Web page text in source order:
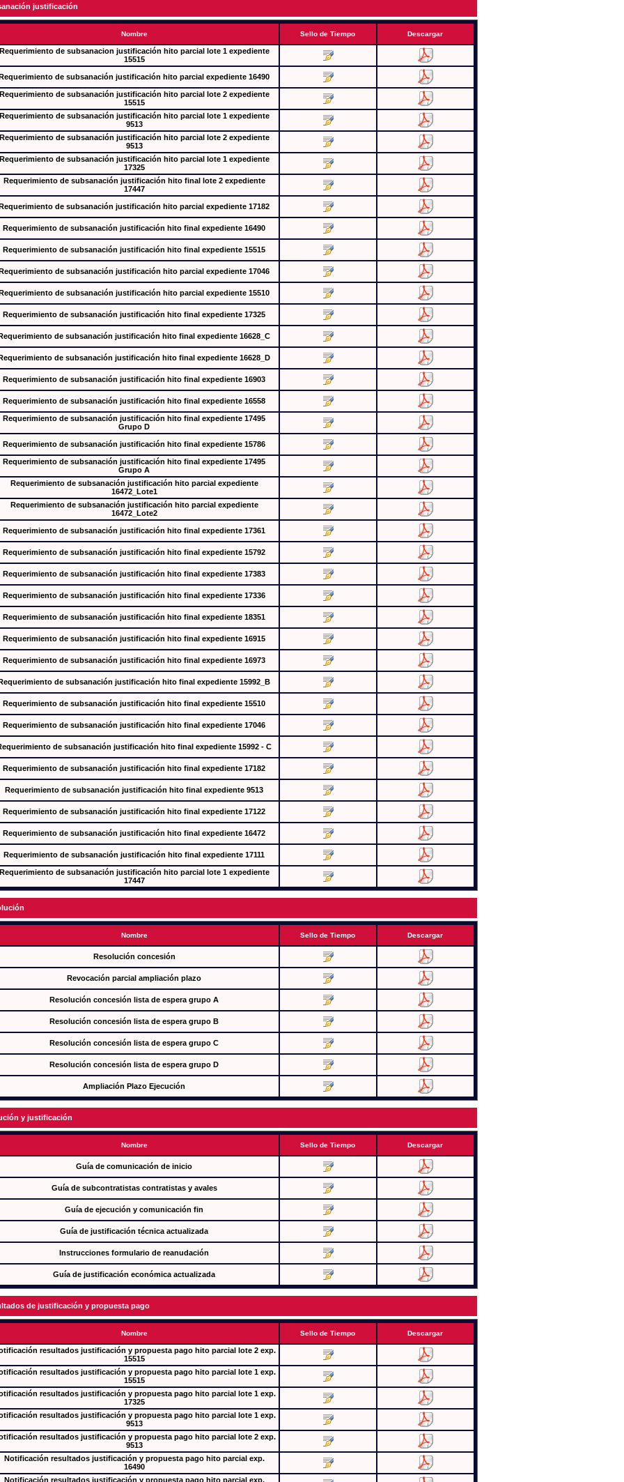
justificación
Nombre Sello de Tiempo Descargar
de subsanacion justificación hito parcial lote 1 expediente
15515
de subsanación justificación hito parcial expediente 16490
de subsanación justificación hito parcial lote 2 expediente
15515
de subsanación justificación hito parcial lote 1 expediente
9513
de subsanación justificación hito parcial lote 2 expediente
9513
de subsanación justificación hito parcial lote 1 expediente
17325
Requerimiento de subsanación justificación hito final lote 2 expediente
17447
de subsanación justificación hito parcial expediente 17182
Requerimiento de subsanación justificación hito final expediente 16490
Requerimiento de subsanación justificación hito final expediente 15515
de subsanación justificación hito parcial expediente 17046
de subsanación justificación hito parcial expediente 15510
Requerimiento de subsanación justificación hito final expediente 17325
de subsanación justificación hito final expediente 16628_C
de subsanación justificación hito final expediente 16628_D
Requerimiento de subsanación justificación hito final expediente 16903
Requerimiento de subsanación justificación hito final expediente 16558
Requerimiento de subsanación justificación hito final expediente 17495
Grupo D
Requerimiento de subsanación justificación hito final expediente 15786
Requerimiento de subsanación justificación hito final expediente 17495
Grupo A
Requerimiento de subsanación justificación hito parcial expediente
16472_Lote1
Requerimiento de subsanación justificación hito parcial expediente
16472_Lote2
Requerimiento de subsanación justificación hito final expediente 17361
Requerimiento de subsanación justificación hito final expediente 15792
Requerimiento de subsanación justificación hito final expediente 17383
Requerimiento de subsanación justificación hito final expediente 17336
Requerimiento de subsanación justificación hito final expediente 18351
Requerimiento de subsanación justificación hito final expediente 16915
Requerimiento de subsanación justificación hito final expediente 16973
de subsanación justificación hito final expediente 15992_B
Requerimiento de subsanación justificación hito final expediente 15510
Requerimiento de subsanación justificación hito final expediente 17046
de subsanación justificación hito final expediente 15992 - C
Requerimiento de subsanación justificación hito final expediente 17182
Requerimiento de subsanación justificación hito final expediente 9513
Requerimiento de subsanación justificación hito final expediente 17122
Requerimiento de subsanación justificación hito final expediente 16472
Requerimiento de subsanación justificación hito final expediente 17111
de subsanación justificación hito parcial lote 1 expediente
17447
Nombre Sello de Tiempo Descargar
Resolución concesión
Revocación parcial ampliación plazo
Resolución concesión lista de espera grupo A
Resolución concesión lista de espera grupo B
Resolución concesión lista de espera grupo C
Resolución concesión lista de espera grupo D
Ampliación Plazo Ejecución
y justificación
Nombre Sello de Tiempo Descargar
Guía de comunicación de inicio
Guía de subcontratistas contratistas y avales
Guía de ejecución y comunicación fin
Guía de justificación técnica actualizada
Instrucciones formulario de reanudación
Guía de justificación económica actualizada
de justificación y propuesta pago
Nombre Sello de Tiempo Descargar
resultados justificación y propuesta pago hito parcial lote 2 exp.
15515
resultados justificación y propuesta pago hito parcial lote 1 exp.
15515
resultados justificación y propuesta pago hito parcial lote 1 exp.
17325
resultados justificación y propuesta pago hito parcial lote 1 exp.
9513
resultados justificación y propuesta pago hito parcial lote 2 exp.
9513
Notificación resultados justificación y propuesta pago hito parcial exp.
16490
Notificación resultados justificación y propuesta pago hito parcial exp.